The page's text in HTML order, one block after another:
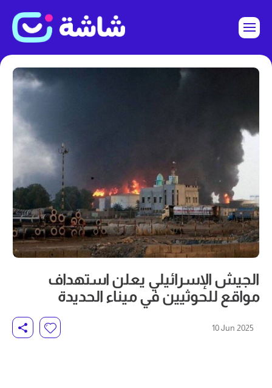
الجيش الإسرائيلي يعلن استهداف
مواقع للحوثيين في ميناء الحديدة
10 Jun 2025